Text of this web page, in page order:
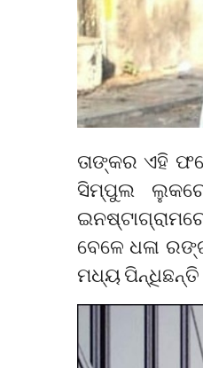
ତାଙ୍କର ଏହି
ସିମ୍ପୁଲ
ବେଳେ ଧଳା
ମଧ୍ୟ